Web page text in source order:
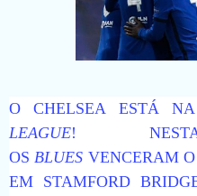
O CHELSEA ESTÁ
LEAGUE! NESTA
OSBLUES VENCERAM O
EM STAMFORD